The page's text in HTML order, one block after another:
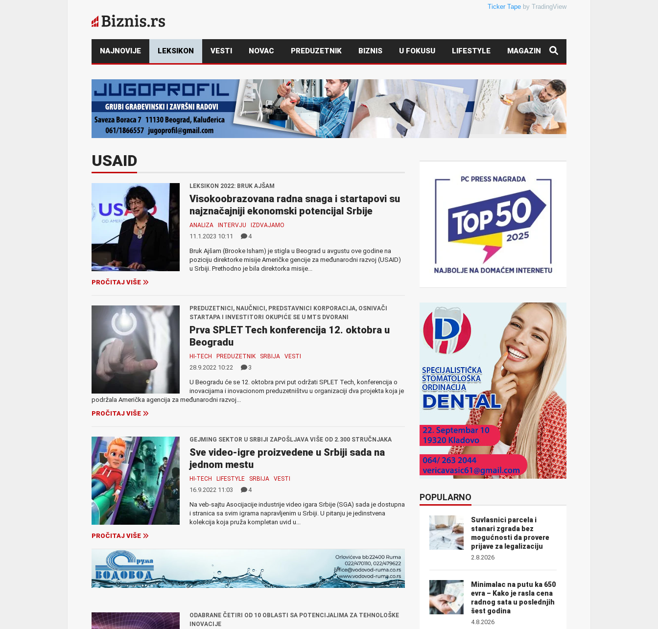
Ticker Tape by TradingView
NAJNOVIJE LEKSIKON VESTI NOVAC PREDUZETNIK BIZNIS U FOKUSU LIFESTYLE MAGAZIN
USAID
LEKSIKON 2022: BRUK AJŠAM
Visokoobrazovana radna snaga i startapovi su
najznačajniji ekonomski potencijal Srbije
ANALIZA INTERVJU IZDVAJAMO
11.1.2023 10:11
4
Bruk Ajšam (Brooke Isham) je stigla u Beograd u avgustu ove godine na
poziciju direktorke misije Američke gencije za međunarodni razvoj (USAID)
u Srbiji. Prethodno je bila direktorka misije...
PROČITAJ VIŠE
PREDUZETNICI, NAUČNICI, PREDSTAVNICI KORPORACIJA, OSNIVAČI
STARTAPA I INVESTITORI OKUPIĆE SE U MTS DVORANI
Prva SPLET Tech konferencija 12. oktobra u
Beogradu
HI-TECH PREDUZETNIK SRBIJA VESTI
28.9.2022 10:22
3
U Beogradu će se 12. oktobra prvi put održati SPLET Tech, konferencija o
inovacijama i inovacionom preduzetništvu u organizaciji dva projekta koja je
podržala Američka agencija za međunarodni razvoj...
PROČITAJ VIŠE
GEJMING SEKTOR U SRBIJI ZAPOŠLJAVA VIŠE OD 2.300 STRUČNJAKA
Sve video-igre proizvedene u Srbiji sada na
jednom mestu
HI-TECH LIFESTYLE SRBIJA VESTI
16.9.2022 11:03
4
Na veb-sajtu Asocijacije industrije video igara Srbije (SGA) sada je dostupna
i stranica sa svim igrama napravljenim u Srbiji. U pitanju je jedinstvena
kolekcija koja pruža kompletan uvid u...
PROČITAJ VIŠE
ODABRANE ČETIRI OD 10 OBLASTI SA POTENCIJALIMA ZA TEHNOLOŠKE
INOVACIJE
POPULARNO
Suvlasnici parcela i
stanari zgrada bez
mogućnosti da provere
prijave za legalizaciju
2.8.2026
Minimalac na putu ka 650
evra – Kako je rasla cena
radnog sata u poslednjih
šest godina
4.8.2026